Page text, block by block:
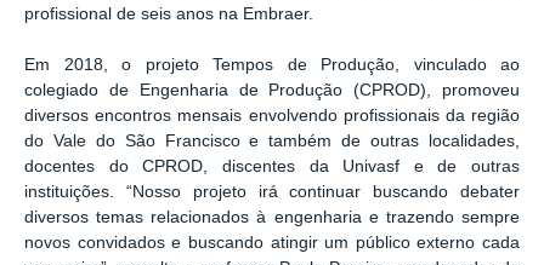
profissional de seis anos na Embraer.
Em 2018, o projeto Tempos de Produção, vinculado ao
colegiado de Engenharia de Produção (CPROD), promoveu
diversos encontros mensais envolvendo profissionais da região
do Vale do São Francisco e também de outras localidades,
docentes do CPROD, discentes da Univasf e de outras
instituições. “Nosso projeto irá continuar buscando debater
diversos temas relacionados à engenharia e trazendo sempre
novos convidados e buscando atingir um público externo cada